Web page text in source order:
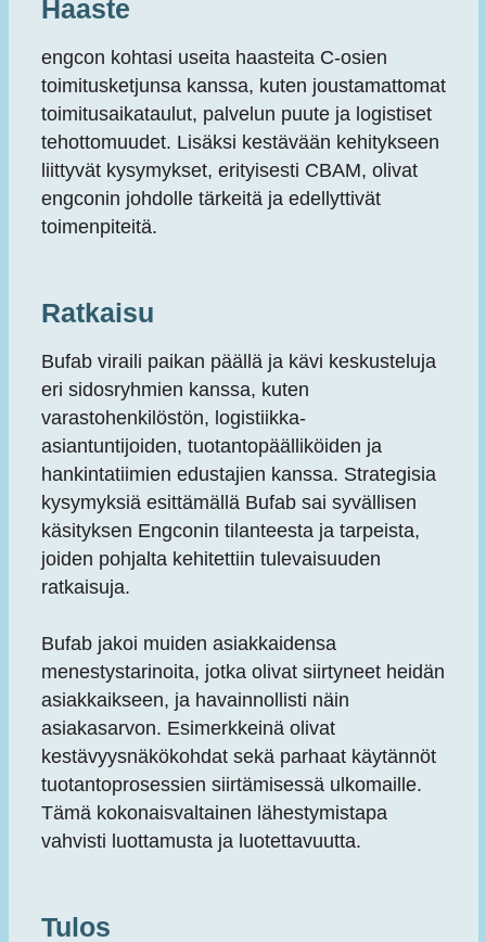
Haaste
engcon kohtasi useita haasteita C-osien
toimitusketjunsa kanssa, kuten joustamattomat
toimitusaikataulut, palvelun puute ja logistiset
tehottomuudet. Lisäksi kestävään kehitykseen
liittyvät kysymykset, erityisesti CBAM, olivat
engconin johdolle tärkeitä ja edellyttivät
toimenpiteitä.
Ratkaisu
Bufab viraili paikan päällä ja kävi keskusteluja
eri sidosryhmien kanssa, kuten
varastohenkilöstön, logistiikka-
asiantuntijoiden, tuotantopäälliköiden ja
hankintatiimien edustajien kanssa. Strategisia
kysymyksiä esittämällä Bufab sai syvällisen
käsityksen Engconin tilanteesta ja tarpeista,
joiden pohjalta kehitettiin tulevaisuuden
ratkaisuja.
Bufab jakoi muiden asiakkaidensa
menestystarinoita, jotka olivat siirtyneet heidän
asiakkaikseen, ja havainnollisti näin
asiakasarvon. Esimerkkeinä olivat
kestävyysnäkökohdat sekä parhaat käytännöt
tuotantoprosessien siirtämisessä ulkomaille.
Tämä kokonaisvaltainen lähestymistapa
vahvisti luottamusta ja luotettavuutta.
Tulos